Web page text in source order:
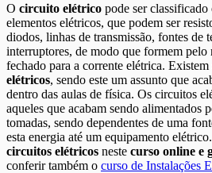
O circuito elétrico pode ser
elementos elétricos, que podem ser
diodos, linhas de transmissão, fontes de
interruptores, de modo que formem pelo
fechado para a corrente elétrica.
elétricos, sendo este um assunto que
dentro das aulas de física. Os circuitos
aqueles que acabam sendo alimentados
tomadas, sendo dependentes de uma
esta energia até um equipamento
circuitos elétricos neste curso online e
conferir também o curso de Instalações